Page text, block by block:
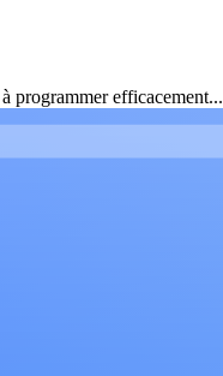
programmer efficacement...